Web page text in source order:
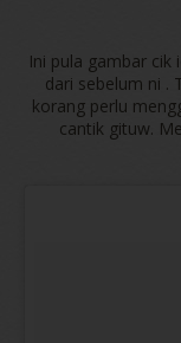
Ini pula gambar
dari sebelum ni .
korang perlu
cantik gituw.